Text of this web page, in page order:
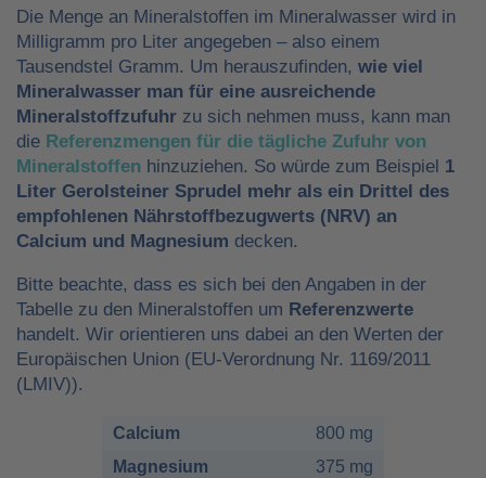
Die Menge an Mineralstoffen im Mineralwasser wird in
Milligramm pro Liter angegeben – also einem
Tausendstel Gramm. Um herauszufinden, wie viel
Mineralwasser man für eine ausreichende
Mineralstoffzufuhr zu sich nehmen muss, kann man
die Referenzmengen für die tägliche Zufuhr von
Mineralstoffen hinzuziehen. So würde zum Beispiel 1
Liter Gerolsteiner Sprudel mehr als ein Drittel des
empfohlenen Nährstoffbezugwerts (NRV) an
Calcium und Magnesium decken.
Bitte beachte, dass es sich bei den Angaben in der
Tabelle zu den Mineralstoffen um Referenzwerte
handelt. Wir orientieren uns dabei an den Werten der
Europäischen Union (EU-Verordnung Nr. 1169/2011
(LMIV)).
Calcium
800 mg
Magnesium
375 mg